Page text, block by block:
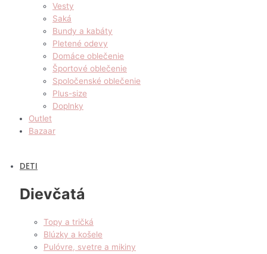
Vesty
Saká
Bundy a kabáty
Pletené odevy
Domáce oblečenie
Športové oblečenie
Spoločenské oblečenie
Plus-size
Doplnky
Outlet
Bazaar
DETI
Dievčatá
Topy a tričká
Blúzky a košele
Pulóvre, svetre a mikiny